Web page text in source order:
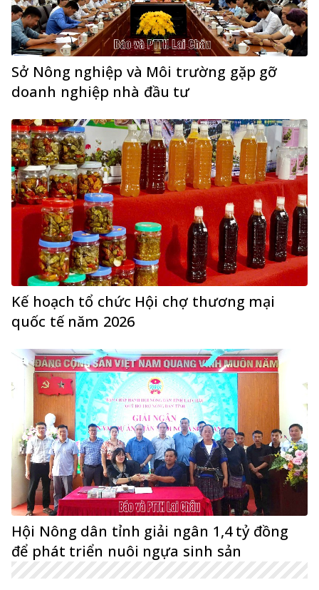
Sở Nông nghiệp và Môi trường gặp gỡ
doanh nghiệp nhà đầu tư
Kế hoạch tổ chức Hội chợ thương mại
quốc tế năm 2026
Hội Nông dân tỉnh giải ngân 1,4 tỷ đồng
để phát triển nuôi ngựa sinh sản